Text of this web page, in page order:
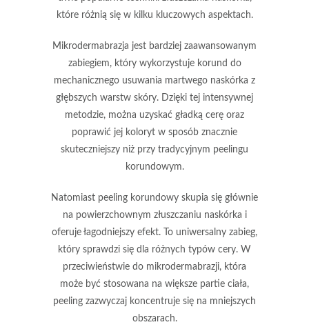
które różnią się w kilku kluczowych aspektach.
Mikrodermabrazja jest bardziej zaawansowanym
zabiegiem, który wykorzystuje korund do
mechanicznego usuwania martwego naskórka z
głębszych warstw skóry. Dzięki tej intensywnej
metodzie, można uzyskać gładką cerę oraz
poprawić jej koloryt w sposób znacznie
skuteczniejszy niż przy tradycyjnym peelingu
korundowym.
Natomiast peeling korundowy skupia się głównie
na powierzchownym złuszczaniu naskórka i
oferuje łagodniejszy efekt. To uniwersalny zabieg,
który sprawdzi się dla różnych typów cery. W
przeciwieństwie do mikrodermabrazji, która
może być stosowana na większe partie ciała,
peeling zazwyczaj koncentruje się na mniejszych
obszarach.